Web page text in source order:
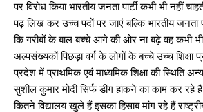
पर विरोध किया भारतीय जनता पार्टी कभी भी नहीं
पढ़ लिख कर उच्च पदों पर जाएं बल्कि भारतीय जनता
कि गरीबों के बाल बच्चे आगे की ओर ना बढ़े वह कभी भी
अल्पसंख्यकों पिछड़ा वर्ग के लोगों के बच्चे उच्च शिक्षा
प्रदेश में प्राथमिक एवं माध्यमिक शिक्षा की स्थिति
सुशील कुमार मोदी सिर्फ डींग हांकने का काम कर रहे
कितने विद्यालय खुले हैं इसका हिसाब मांग रहे हैं